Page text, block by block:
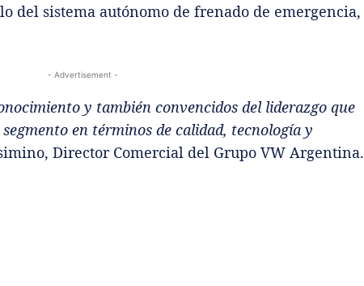
del sistema autónomo de frenado de emergencia,
- Advertisement -
y también convencidos del liderazgo que
en términos de calidad, tecnología y
Director Comercial del Grupo VW Argentina.